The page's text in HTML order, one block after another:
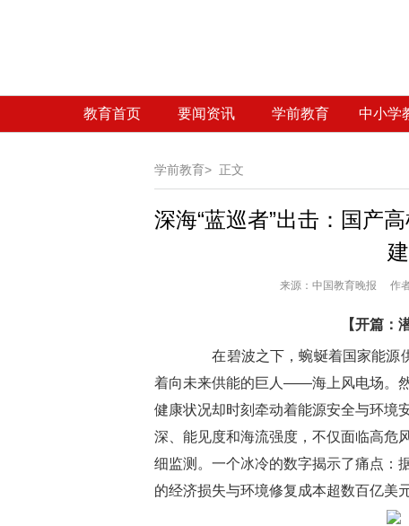
教育首页 要闻资讯 学前教育 中小学
学前教育> 正文
深海“蓝巡者”出击：国产
来源： 中国教育晚报 作
【开篇：
在碧波之下，蜿蜒着国家能源
着向未来供能的巨人——海上风电场。
健康状况却时刻牵动着能源安全与环境
深、能见度和海流强度，不仅面临高危
细监测。一个冰冷的数字揭示了痛点：
的经济损失与环境修复成本超数百亿美元